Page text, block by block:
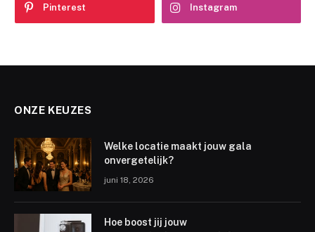
Pinterest Instagram
ONZE KEUZES
Welke locatie maakt jouw gala
onvergetelijk?
juni 18, 2026
Hoe boost jij jouw